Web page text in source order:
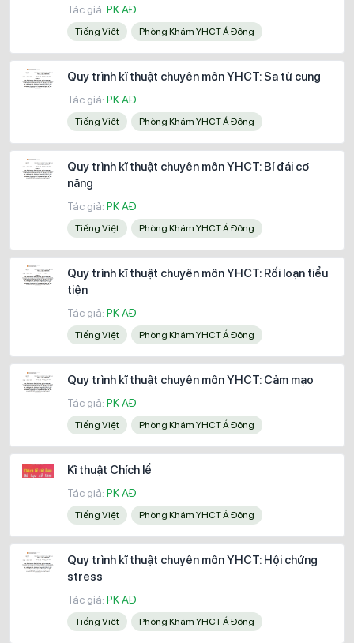
Tác giả: PK AĐ
Tiếng Việt Phòng Khám YHCT Á Đông
Quy trình kĩ thuật chuyên môn YHCT: Sa tử cung
Tác giả: PK AĐ
Tiếng Việt Phòng Khám YHCT Á Đông
Quy trình kĩ thuật chuyên môn YHCT: Bí đái cơ
năng
Tác giả: PK AĐ
Tiếng Việt Phòng Khám YHCT Á Đông
Quy trình kĩ thuật chuyên môn YHCT: Rối loạn tiểu
tiện
Tác giả: PK AĐ
Tiếng Việt Phòng Khám YHCT Á Đông
Quy trình kĩ thuật chuyên môn YHCT: Cảm mạo
Tác giả: PK AĐ
Tiếng Việt Phòng Khám YHCT Á Đông
Kĩ thuật Chích lể
Tác giả: PK AĐ
Tiếng Việt Phòng Khám YHCT Á Đông
Quy trình kĩ thuật chuyên môn YHCT: Hội chứng
stress
Tác giả: PK AĐ
Tiếng Việt Phòng Khám YHCT Á Đông